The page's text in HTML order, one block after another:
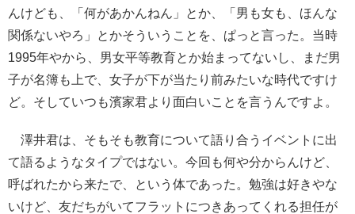
んけども、「何があかんねん」とか、「男も女も、ほんな
関係ないやろ」とかそういうことを、ぱっと言った。当時
1995年やから、男女平等教育とか始まってないし、まだ男
子が名簿も上で、女子が下が当たり前みたいな時代ですけ
ど。そしていつも濱家君より面白いことを言うんですよ。
澤井君は、そもそも教育について語り合うイベントに出
て語るようなタイプではない。今回も何や分からんけど、
呼ばれたから来たで、という体であった。勉強は好きやな
いけど、友だちがいてフラットにつきあってくれる担任が